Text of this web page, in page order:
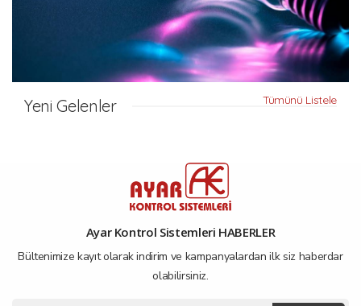
Yeni Gelenler Tümünü Listele
Ayar Kontrol Sistemleri HABERLER
Bültenimize kayıt olarak indirim ve kampanyalardan ilk siz haberdar
olabilirsiniz.